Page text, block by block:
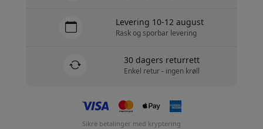
Levering 10-12 august
Rask og sporbar levering
30 dagers returrett
Enkel retur - ingen krøll
Sikre betalinger med kryptering